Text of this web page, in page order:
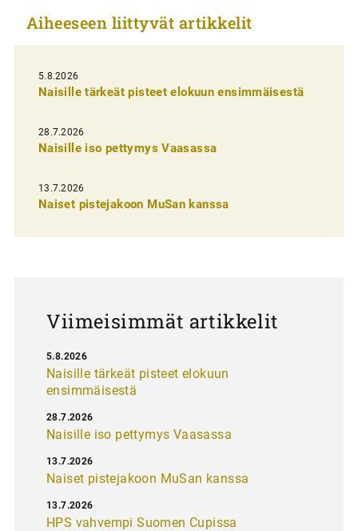
k
e
l
i
e
n
e
Aiheeseen liittyvät artikkelit
5.8.2026
Naisille tärkeät pisteet elokuun ensimmäisestä
28.7.2026
Naisille iso pettymys Vaasassa
13.7.2026
Naiset pistejakoon MuSan kanssa
Viimeisimmät artikkelit
Naisille tärkeät pisteet elokuun
ensimmäisestä
5.8.2026
Naisille iso pettymys Vaasassa
28.7.2026
Naiset pistejakoon MuSan kanssa
13.7.2026
HPS vahvempi Suomen Cupissa
13.7.2026